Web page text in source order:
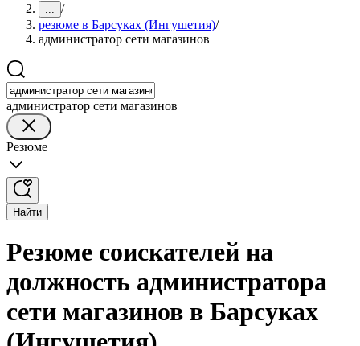
... /
резюме в Барсуках (Ингушетия)/
администратор сети магазинов
администратор сети магазинов
Резюме
Найти
Резюме соискателей на
должность администратора
сети магазинов в Барсуках